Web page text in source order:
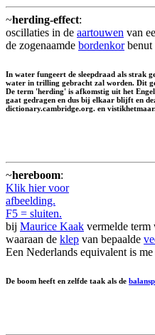
~herding-effect:
oscillaties in de aartouwen van
de zogenaamde bordenkorbenut
In water fungeert de sleepdraad als strak
water in trilling gebracht zal worden. Dit
De term 'herding' is afkomstig uit het
gaat gedragen en dus bij elkaar blijft en
dictionary.cambridge.org. en
~hereboom:
Klik hier voor
afbeelding.
F5 = sluiten.
bij Maurice Kaak vermelde term
waaraan de klep van bepaalde
Een Nederlands equivalent is
De boom heeft en zelfde taak als de